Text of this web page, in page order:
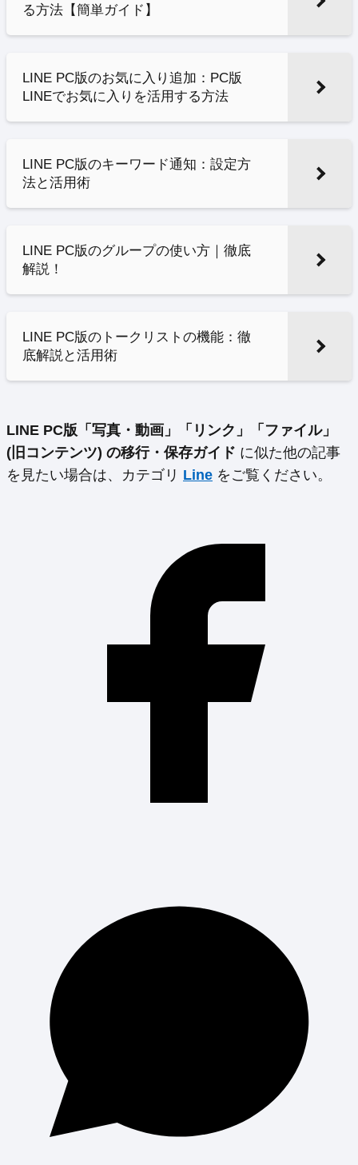
る方法【簡単ガイド】
LINE PC版のお気に入り追加：PC版
LINEでお気に入りを活用する方法
LINE PC版のキーワード通知：設定方
法と活用術
LINE PC版のグループの使い方｜徹底
解説！
LINE PC版のトークリストの機能：徹
底解説と活用術
LINE PC版「写真・動画」「リンク」「ファイル」
(旧コンテンツ) の移行・保存ガイド に似た他の記事
を見たい場合は、カテゴリ Line をご覧ください。